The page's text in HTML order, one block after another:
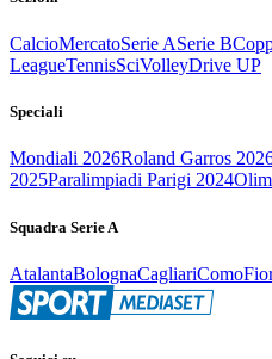
CalcioMercatoSerie ASerie B
LeagueTennisSciVolleyDrive UP
Speciali
Mondiali 2026Roland Garros
2025Paralimpiadi Parigi 2024
Squadra Serie A
AtalantaBolognaCagliariComo